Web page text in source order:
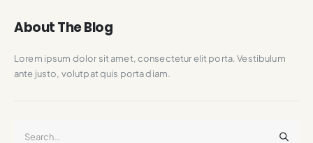
About The Blog
Lorem ipsum dolor sit amet, consectetur elit porta. Vestibulum
ante justo, volutpat quis porta diam.